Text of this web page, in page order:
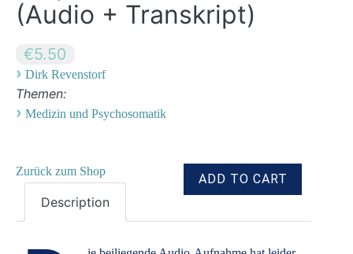
(Audio + Transkript)
€5.50
› Dirk Revenstorf
Themen:
› Medizin und Psychosomatik
Zurück zum Shop
Description